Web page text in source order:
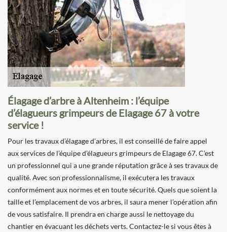
Élagage d’arbre à Altenheim : l’équipe
d’élagueurs grimpeurs de Elagage 67 à votre
service !
Pour les travaux d’élagage d’arbres, il est conseillé de faire appel
aux services de l’équipe d’élagueurs grimpeurs de Elagage 67. C’est
un professionnel qui a une grande réputation grâce à ses travaux de
qualité. Avec son professionnalisme, il exécutera les travaux
conformément aux normes et en toute sécurité. Quels que soient la
taille et l’emplacement de vos arbres, il saura mener l’opération afin
de vous satisfaire. Il prendra en charge aussi le nettoyage du
chantier en évacuant les déchets verts. Contactez-le si vous êtes à